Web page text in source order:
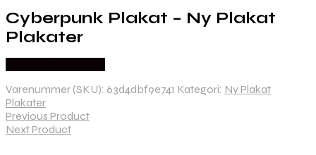
Cyberpunk Plakat – Ny Plakat
Plakater
Varenummer (SKU): 63d4dbf9e741 Kategori: Ny Plakat
Plakater
Previous Product
Next Product